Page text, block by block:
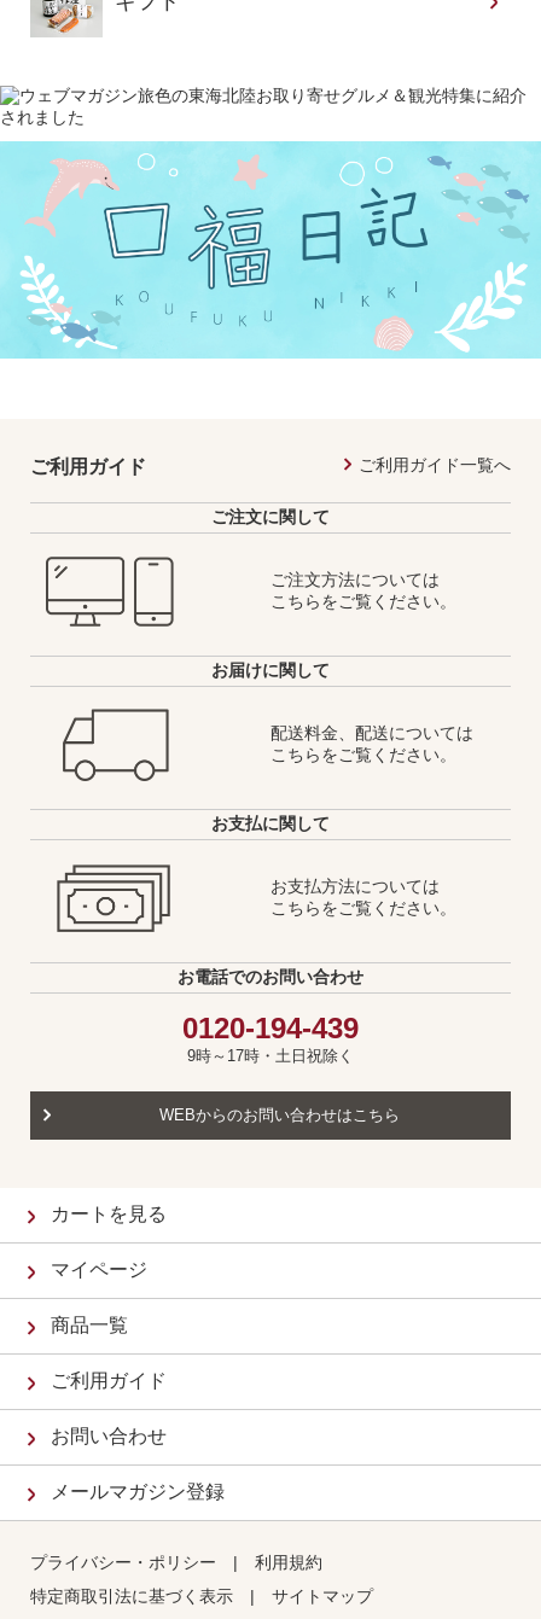
ご利用ガイド ご利用ガイド一覧へ
ご注文に関して
ご注文方法については
こちらをご覧ください。
お届けに関して
配送料金、配送については
こちらをご覧ください。
お支払に関して
お支払方法については
こちらをご覧ください。
お電話でのお問い合わせ
0120-194-439
9時～17時・土日祝除く
WEBからのお問い合わせはこちら
カートを見る
マイページ
商品一覧
ご利用ガイド
お問い合わせ
メールマガジン登録
プライバシー・ポリシー | 利用規約
特定商取引法に基づく表示 | サイトマップ